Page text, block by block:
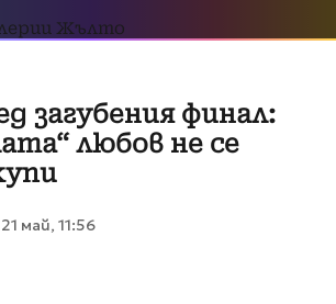
Жълто
загубения финал:
любов не се
21 май, 11:56